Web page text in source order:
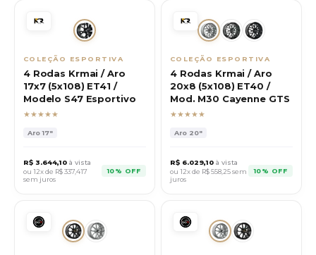
COLEÇÃO ESPORTIVA
4 Rodas Krmai / Aro
17x7 (5x108) ET41 /
Modelo S47 Esportivo
★★★★★
Aro17"
R$ 3.644,10 à vista
ou 12x de R$337,417
sem juros
10% OFF
COLEÇÃO ESPORTIVA
4 Rodas Krmai / Aro
20x8 (5x108) ET40 /
Mod. M30 Cayenne GTS
★★★★★
Aro 20"
R$ 6.029,10 à vista
ou 12x de R$558,25sem
juros
10% OFF